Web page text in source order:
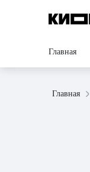
Главная
Главная